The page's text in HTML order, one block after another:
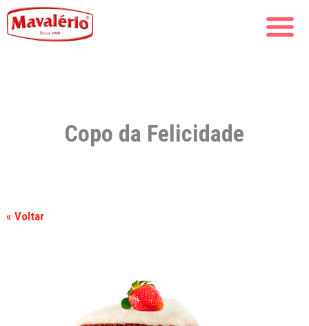
Copo da Felicidade
« Voltar